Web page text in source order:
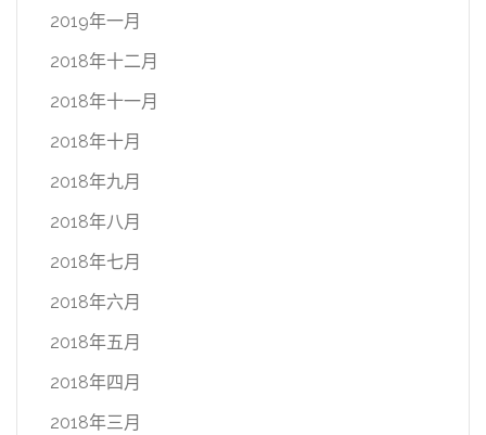
2019年一月
2018年十二月
2018年十一月
2018年十月
2018年九月
2018年八月
2018年七月
2018年六月
2018年五月
2018年四月
2018年三月